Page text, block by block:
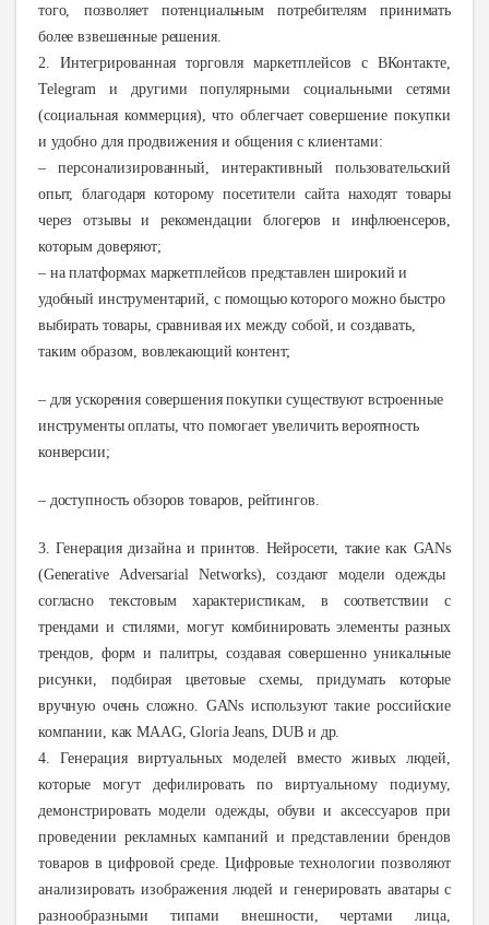
того, позволяет потенциальным потребителям принимать
более взвешенные решения.
2. Интегрированная торговля маркетплейсов с ВКонтакте,
Telegram и другими популярными социальными сетями
(социальная коммерция), что облегчает совершение покупки
и удобно для продвижения и общения с клиентами:
–персонализированный, интерактивный пользовательский
опыт, благодаря которому посетители сайта находят товары
через отзывы и рекомендации блогеров и инфлюенсеров,
которым доверяют;
– на платформах маркетплейсов представлен широкий и
удобный инструментарий, с помощью которого можно быстро
выбирать товары, сравнивая их между собой, и создавать,
таким образом, вовлекающий контент;
– для ускорения совершения покупки существуют встроенные
инструменты оплаты, что помогает увеличить вероятность
конверсии;
– доступность обзоров товаров, рейтингов.
3. Генерация дизайна и принтов. Нейросети, такие как GANs
(Generative Adversarial Networks), создают модели одежды
согласно текстовым характеристикам, в соответствии с
трендами и стилями, могут комбинировать элементы разных
трендов, форм и палитры, создавая совершенно уникальные
рисунки, подбирая цветовые схемы, придумать которые
вручную очень сложно. GANs используют такие российские
компании, как MAAG, Gloria Jeans, DUB и др.
4. Генерация виртуальных моделей вместо живых людей,
которые могут дефилировать по виртуальному подиуму,
демонстрировать модели одежды, обуви и аксессуаров при
проведении рекламных кампаний и представлении брендов
товаров в цифровой среде. Цифровые технологии позволяют
анализировать изображения людей и генерировать аватары с
разнообразными типами внешности, чертами лица,